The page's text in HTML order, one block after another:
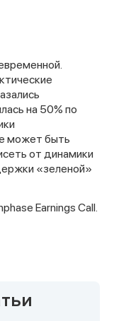
на 50% по
может быть
от динамики
«зеленой»
Earnings Call.